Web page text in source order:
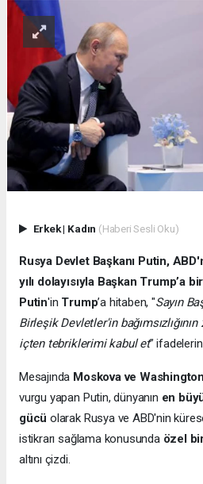
Erkek| Kadın (Haberi Sesli Oku)
Rusya Devlet Başkanı Putin,
yılı dolayısıyla Başkan Trump’a
Putin'in Trump’a hitaben, "Sayın
Birleşik Devletler'in
içten tebriklerimi kabul et”
Mesajında Moskova ve Washington
vurgu yapan Putin, dünyanın en
gücüolarak Rusya ve ABD'nin
istikrarı sağlama konusunda özel
altını çizdi.